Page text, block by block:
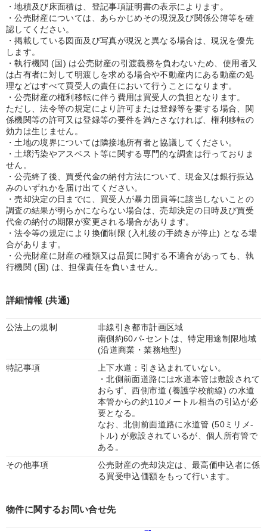
・地積及び床面積は、登記事項証明書の表示によります。
・公売財産については、あらかじめその現況及び関係公簿等を確
認してください。
・掲載している図面及び写真が現況と異なる場合は、現況を優先
します。
・執行機関 (国) は公売財産の引渡義務を負わないため、使用者又
は占有者に対して明渡しを求める場合や不動産内にある動産の処
理などはすべて買受人の責任において行うことになります。
・公売財産の権利移転に伴う費用は買受人の負担となります。
ただし、法令等の規定により許可または登録等を要する場合、関
係機関等の許可又は登録等の要件を満たさなければ、権利移転の
効力は生じません。
・土地の境界については隣接地所有者と協議してください。
・土壌汚染やアスベスト等に関する専門的な調査は行っておりま
せん。
・公売終了後、買受代金の納付方法について、現金又は銀行振込
みのいずれかを届け出てください。
・売却決定の日までに、買受人が暴力団員等に該当しないことの
調査の結果が明らかにならない場合は、売却決定の日時及び買受
代金の納付の期限が変更される場合があります。
・法令等の規定により換価制限 (入札後の手続きが停止) となる場
合があります。
・公売財産に財産の種類又は品質に関する不適合があっても、執
行機関 (国) は、担保責任を負いません。
詳細情報 (共通)
公法上の規制
非線引き都市計画区域
南側約60パ-セントは、特定用途制限地域
(沿道商業・業務地型)
特記事項
上下水道：引き込まれていない。
・北側前面道路には水道本管は敷設されて
おらず、西側市道 (養護学校前線) の水道
本管からの約110メートル相当の引込が必
要となる。
なお、北側前面道路に水道管 (50ミリメ-
トル) が敷設されているが、個人所有管で
ある。
その他事項
公売財産の売却決定は、最高価申込者に係
る買受申込価額をもって行います。
物件に関するお問い合せ先